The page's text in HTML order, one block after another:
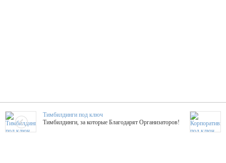
Тимбилдинги под ключ
Тимбилдинги, за которые Благодарят Организаторов!